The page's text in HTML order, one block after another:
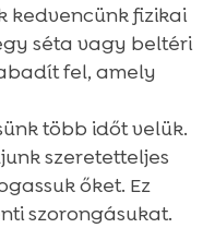
kedvencünk fizikai
séta vagy beltéri
fel, amely
több időt velük.
szeretetteljes
őket. Ez
szorongásukat.